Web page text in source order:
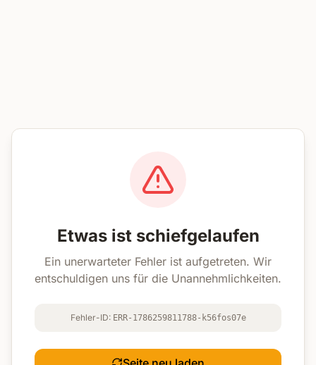
Etwas ist schiefgelaufen
Ein unerwarteter Fehler ist aufgetreten. Wir
entschuldigen uns für die Unannehmlichkeiten.
Fehler-ID: ERR-1786259811788-k56fos07e